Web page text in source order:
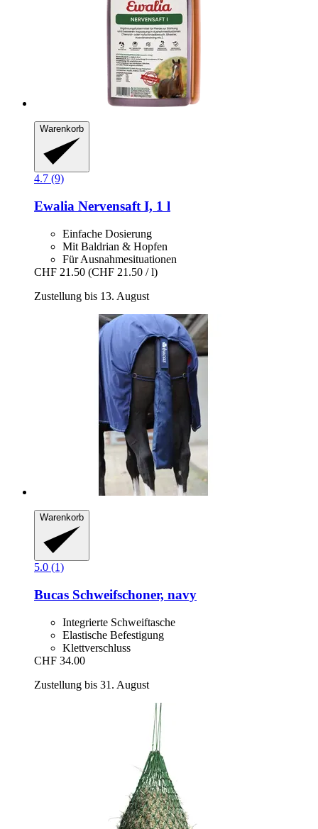
Warenkorb
4.7 (9)
Ewalia Nervensaft I, 1 l
Einfache Dosierung
Mit Baldrian & Hopfen
Für Ausnahmesituationen
CHF 21.50 (CHF 21.50 / l)
Zustellung bis 13. August
Warenkorb
5.0 (1)
Bucas Schweifschoner, navy
Integrierte Schweiftasche
Elastische Befestigung
Klettverschluss
CHF 34.00
Zustellung bis 31. August